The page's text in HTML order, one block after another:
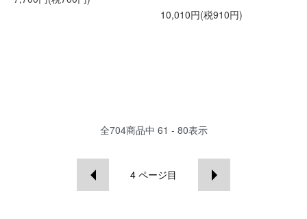
10,010円(税910円)
全704商品中 61 - 80表示
4 ページ目